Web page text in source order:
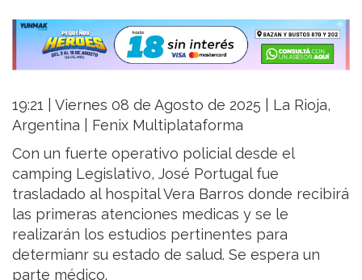
19:21 | Viernes 08 de Agosto de 2025 | La Rioja,
Argentina | Fenix Multiplataforma
Con un fuerte operativo policial desde el
camping Legislativo, José Portugal fue
trasladado al hospital Vera Barros donde recibirá
las primeras atenciones medicas y se le
realizarán los estudios pertinentes para
determianr su estado de salud. Se espera un
parte médico.